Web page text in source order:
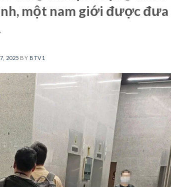
một nam giới được đưa
2025 BY BTV1